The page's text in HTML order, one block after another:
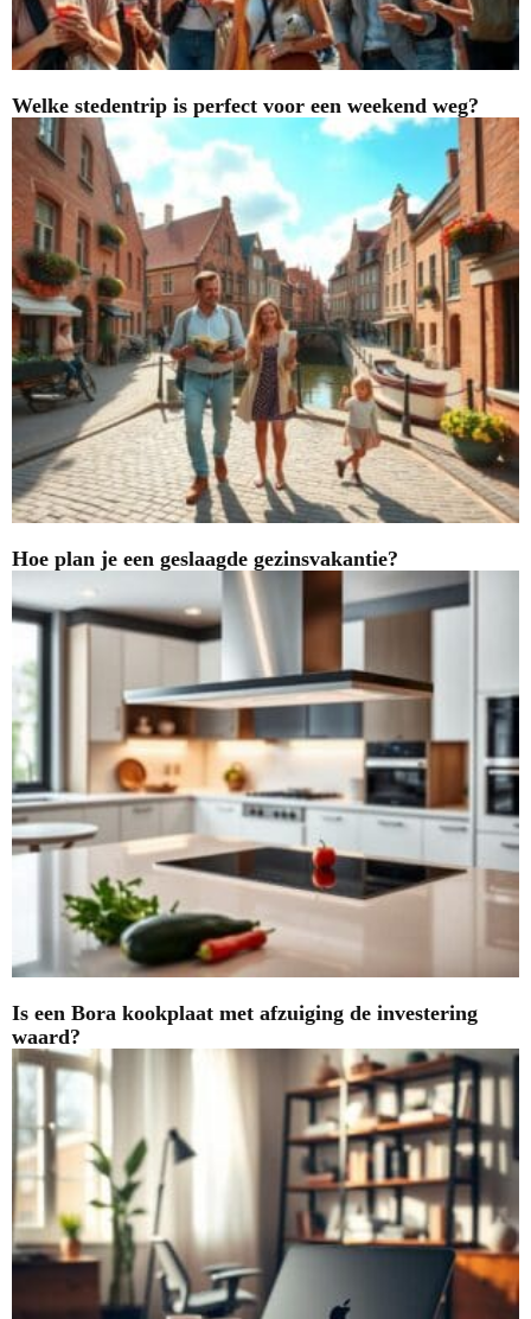
Welke stedentrip is perfect voor een weekend weg?
Hoe plan je een geslaagde gezinsvakantie?
Is een Bora kookplaat met afzuiging de investering
waard?